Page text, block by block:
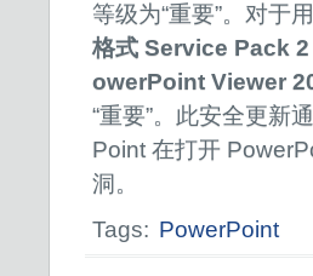
等级为“重要”。对于
格式 Service Pack
owerPoint Viewer
“重要”。此安全更新
Point 在打开
洞。
Tags: PowerPoint